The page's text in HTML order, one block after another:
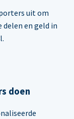
uit om
en geld in
doen